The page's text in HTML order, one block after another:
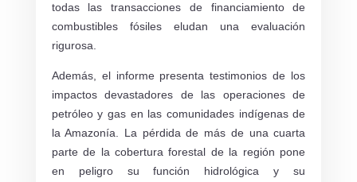
todas las transacciones de financiamiento de
combustibles fósiles eludan una evaluación
rigurosa.
Además, el informe presenta testimonios de los
impactos devastadores de las operaciones de
petróleo y gas en las comunidades indígenas de
la Amazonía. La pérdida de más de una cuarta
parte de la cobertura forestal de la región pone
en peligro su función hidrológica y su